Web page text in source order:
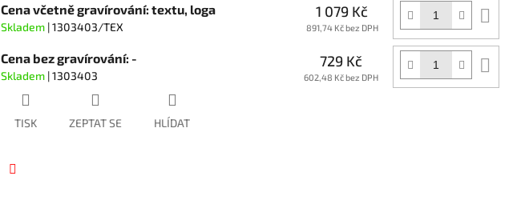
Cena včetně gravírování: textu, loga
Skladem | 1303403/TEX
1 079 Kč
891,74 Kč bez DPH
Cena bez gravírování: -
Skladem | 1303403
729 Kč
602,48 Kč bez DPH
TISK ZEPTAT SE HLÍDAT